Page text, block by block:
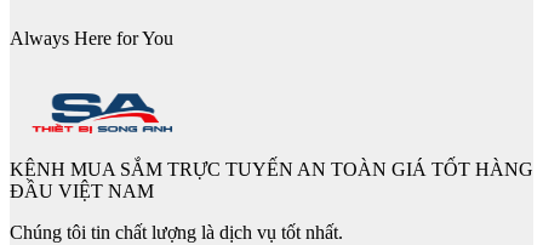
Always Here for You
KÊNH MUA SẮM TRỰC TUYẾN AN TOÀN GIÁ TỐT HÀNG
ĐẦU VIỆT NAM
Chúng tôi tin chất lượng là dịch vụ tốt nhất.